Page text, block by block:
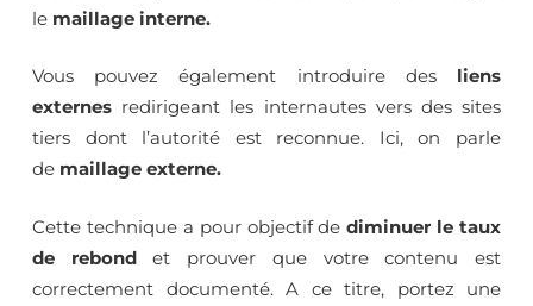
le maillage interne.
Vous pouvez également introduire desliens
externes redirigeant les internautes vers des sites
tiers dont l’autorité est reconnue. Ici, on parle
de maillage externe.
Cette technique a pour objectif dediminuer le taux
de rebondet prouver que votre contenu est
correctement documenté. A ce titre, portez une